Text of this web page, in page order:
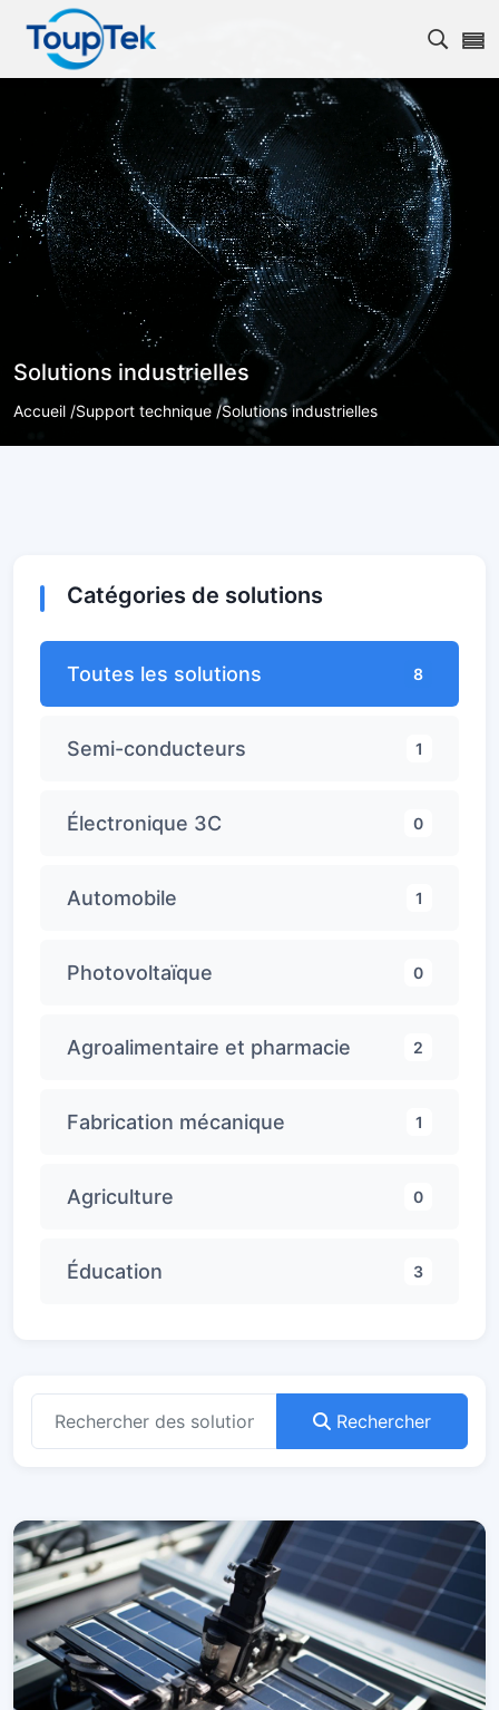
Ouvrir
Solutions industrielles
Accueil /Support technique /Solutions industrielles
Catégories de solutions
Toutes les solutions 8
Semi-conducteurs 1
Électronique 3C 0
Automobile 1
Photovoltaïque 0
Agroalimentaire et pharmacie 2
Fabrication mécanique 1
Agriculture 0
Éducation 3
Rechercher